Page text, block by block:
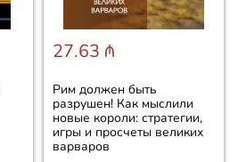
27.63 ₼
Рим должен быть
разрушен! Как мыслили
новые короли: стратегии,
игры и просчеты великих
варваров